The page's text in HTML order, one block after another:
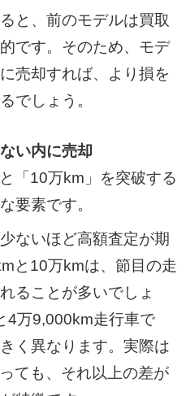
と、前のモデルは買取
です。そのため、モデ
売却すれば、より損を
でしょう。
い内に売却
「10万km」を突破する
要素です。
ないほど高額査定が期
と10万kmは、節目の走
ることが多いでしょ
4万9,000km走行車で
く異なります。実際は
ても、それ以上の差が